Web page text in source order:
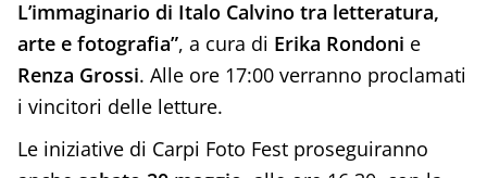
L’immaginario di Italo Calvino tra letteratura,
arte e fotografia”, a cura di Erika Rondoni e
Renza Grossi. Alle ore 17:00 verranno proclamati
i vincitori delle letture.
Le iniziative di Carpi Foto Fest proseguiranno